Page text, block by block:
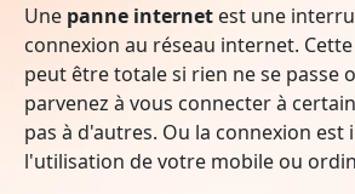
Une panne internet est une
connexion au réseau internet.
peut être totale si rien ne se passe
parvenez à vous connecter à
pas à d'autres. Ou la connexion
l'utilisation de votre mobile ou